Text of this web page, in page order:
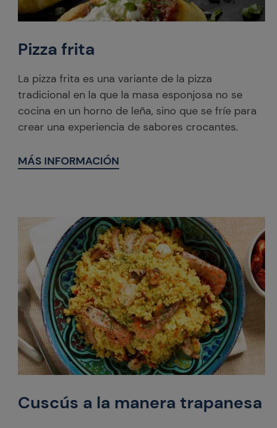
Pizza frita
La pizza frita es una variante de la pizza
tradicional en la que la masa esponjosa no se
cocina en un horno de leña, sino que se fríe para
crear una experiencia de sabores crocantes.
MÁS INFORMACIÓN
Cuscús a la manera trapanesa